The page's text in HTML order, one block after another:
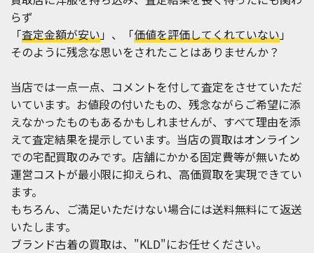
らず
「査定金額が安い」、「価値を評価してくれていない」
そのように残念な思いをされたことはありませんか？
当店では一点一点、コメントを付して査定をさせていただ
いています。お値段の付いたもの、残念ながらご希望に添
えなかったものもあるかもしれませんが、すべて理由を添
えて査定結果を提示しています。当店の買取はオンライン
での宅配買取のみです。店舗にかかる固定費等が無いため
運営コストが最小限に抑えられ、高価買取を実現できてい
ます。
もちろん、ご満足いただけない場合には送料無料にて返送
いたします。
ブランド古着の買取は、"KLD"にお任せください。